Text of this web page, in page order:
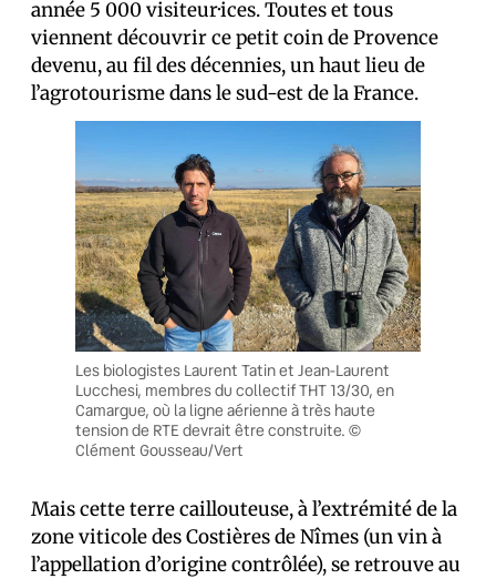
année 5 000 visiteur·ices. Toutes et tous
viennent découvrir ce petit coin de Provence
devenu, au fil des décennies, un haut lieu de
l’agrotourisme dans le sud-est de la France.
Les biologistes Laurent Tatin et Jean-Laurent
Lucchesi, membres du collectif THT 13/30, en
Camargue, où la ligne aérienne à très haute
tension de RTE devrait être construite. ©
Clément Gousseau/Vert
Mais cette terre caillouteuse, à l’extrémité de la
zone viticole des Costières de Nîmes (un vin à
l’appellation d’origine contrôlée), se retrouve au